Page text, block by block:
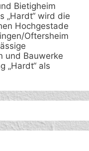
Bietigheim
„Hardt“ wird die
Hochgestade
Oftersheim
und Bauwerke
„Hardt“ als